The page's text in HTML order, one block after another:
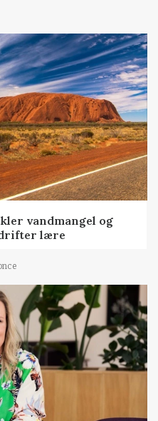
vandmangel og
lære